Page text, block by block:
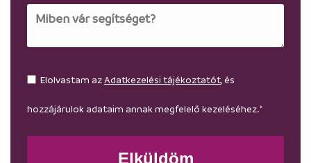
Elolvastam azAdatkezelési tájékoztatót, és
hozzájárulok adataim annak megfelelő kezeléséhez.*
Elküldöm